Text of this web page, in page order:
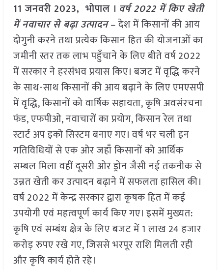
11 जनवरी 2023, भोपाल । वर्ष 2022 में किए खेती
में नवाचार से बढ़ा उत्पादन– देश में किसानों की आय
दोगुनी करने तथा प्रत्येक किसान हित की योजनाओं का
जमीनी स्तर तक लाभ पहुँचाने के लिए बीते वर्ष 2022
में सरकार ने हरसंभव प्रयास किए। बजट में वृद्धि करने
के साथ-साथ किसानों की आय बढ़ाने के लिए एमएसपी
में वृद्धि, किसानों को वार्षिक सहायता, कृषि अवसंरचना
फंड, एफपीओ, नवाचारों का प्रयोग, किसान रेल तथा
स्टार्ट अप इको सिस्टम बनाए गए। वर्ष भर चली इन
गतिविधियों से एक ओर जहाँ किसानों को आर्थिक
सम्बल मिला वहीं दूसरी ओर ड्रोन जैसी नई तकनीक से
उन्नत खेती कर उत्पादन बढ़ाने में सफलता हासिल की।
वर्ष 2022 में केन्द्र सरकार द्वारा कृषक हित में कई
उपयोगी एवं महत्वपूर्ण कार्य किए गए। इसमें मुख्यत:
कृषि एवं सम्बंध क्षेत्र के लिए बजट में 1 लाख 24 हजार
करोड़ रुपए रखे गए, जिससे भरपूर राशि मिलती रही
और कृषि कार्य होते रहे।